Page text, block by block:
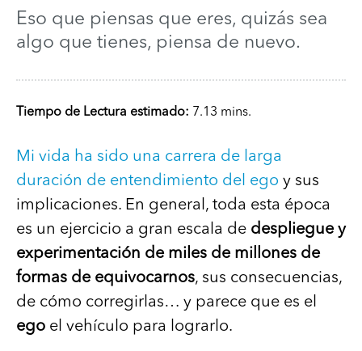
Eso que piensas que eres, quizás sea
algo que tienes, piensa de nuevo.
Tiempo de Lectura estimado: 7.13 mins.
Mi vida ha sido una carrera de larga
duración de entendimiento del ego y sus
implicaciones. En general, toda esta época
es un ejercicio a gran escala de despliegue y
experimentación de miles de millones de
formas de equivocarnos, sus consecuencias,
de cómo corregirlas… y parece que es el
ego el vehículo para lograrlo.